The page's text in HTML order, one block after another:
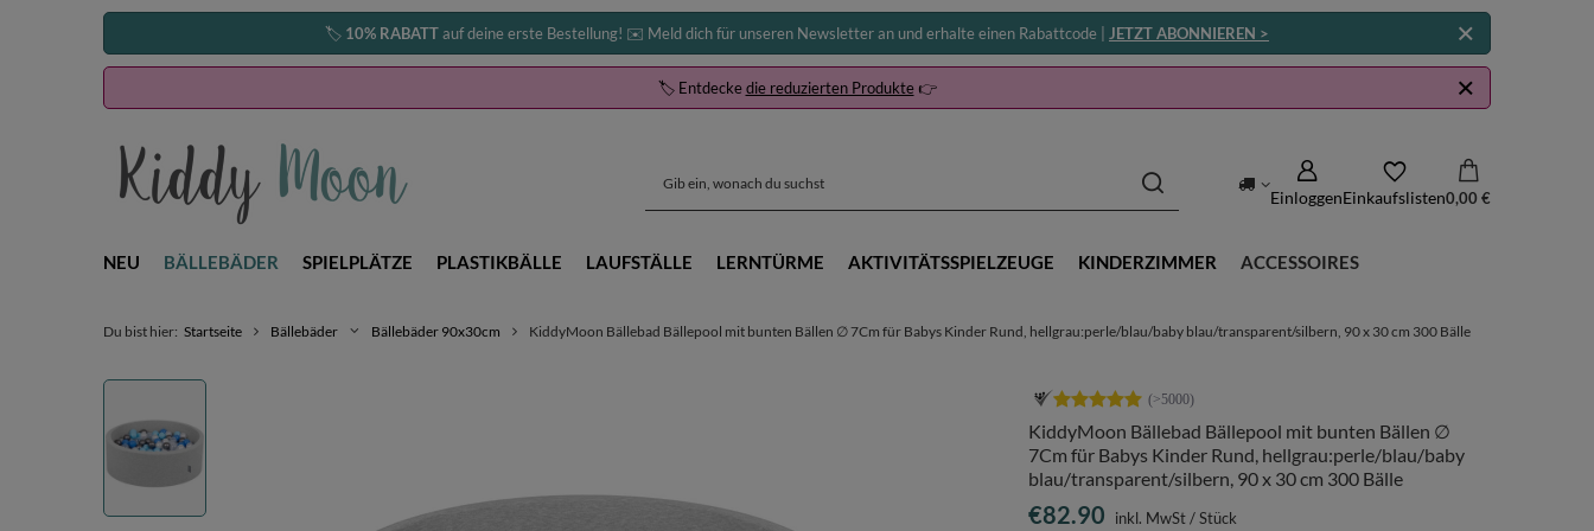
🏷️ 10% RABATTauf deine erste Bestellung! ✉️ Meld dich für unseren Newsletter an und erhalte einen Rabattcode | JETZT ABONNIEREN >
🏷️ Entdeckedie reduzierten Produkte👉
EinloggenEinkaufslisten0,00 €
NEU BÄLLEBÄDER SPIELPLÄTZE PLASTIKBÄLLE LAUFSTÄLLE LERNTÜRME AKTIVITÄTSSPIELZEUGE KINDERZIMMER ACCESSOIRES
Du bist hier: Startseite Bällebäder Bällebäder 90x30cm KiddyMoon Bällebad Bällepool mit bunten Bällen ∅ 7Cm für Babys Kinder Rund, hellgrau:perle/blau/baby blau/transparent/silbern, 90 x 30 cm 300 Bälle
KiddyMoon Bällebad Bällepool mit bunten Bällen ∅
7Cm für Babys Kinder Rund, hellgrau:perle/blau/baby
blau/transparent/silbern, 90 x 30 cm 300 Bälle
€82.90 inkl. MwSt/Stück